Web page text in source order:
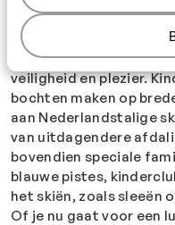
Skiles en
Tijdens een familie
veiligheid en plezier.
bochten maken op
aan Nederlandstalige
van uitdagendere
bovendien speciale
blauwe pistes,
het skiën, zoals sleeën
Of je nu gaat voor een